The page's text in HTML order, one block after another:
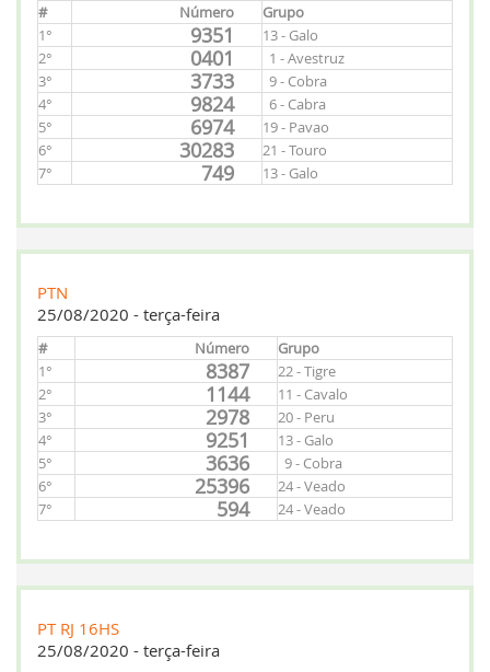
# Número
Grupo
1°
9351
13 - Galo
2°
0401
1 - Avestruz
3°
3733
9 - Cobra
4°
9824
6 - Cabra
5°
6974
19 - Pavao
6°
30283
21 - Touro
7°
749 13 - Galo
PTN
25/08/2020 - terça-feira
# Número
Grupo
1°
8387
22 - Tigre
2°
1144
11 - Cavalo
3°
2978
20 - Peru
4°
9251
13 - Galo
5°
3636
9 - Cobra
6°
25396
24 - Veado
7°
594 24 - Veado
PT RJ 16HS
25/08/2020 - terça-feira